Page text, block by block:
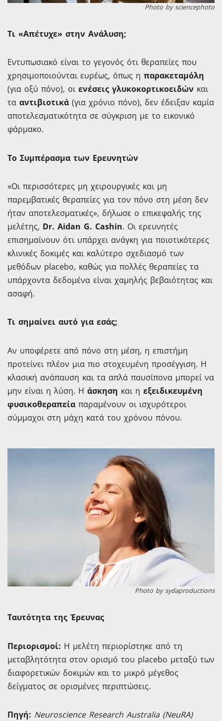
Photo by sciencephoto
Τι «Απέτυχε» στην Ανάλυση;
Εντυπωσιακό είναι το γεγονός ότι θεραπείες που
χρησιμοποιούνται ευρέως, όπως η παρακεταμόλη
(για οξύ πόνο), οι ενέσεις γλυκοκορτικοειδών και
τα αντιβιοτικά (για χρόνιο πόνο), δεν έδειξαν καμία
αποτελεσματικότητα σε σύγκριση με το εικονικό
φάρμακο.
Το Συμπέρασμα των Ερευνητών
«Οι περισσότερες μη χειρουργικές και μη
παρεμβατικές θεραπείες για τον πόνο στη μέση δεν
ήταν αποτελεσματικές», δήλωσε ο επικεφαλής της
μελέτης, Dr. Aidan G. Cashin. Οι ερευνητές
επισημαίνουν ότι υπάρχει ανάγκη για ποιοτικότερες
κλινικές δοκιμές και καλύτερο σχεδιασμό των
μεθόδων placebo, καθώς για πολλές θεραπείες τα
υπάρχοντα δεδομένα είναι χαμηλής βεβαιότητας και
ασαφή.
Τι σημαίνει αυτό για εσάς;
Αν υποφέρετε από πόνο στη μέση, η επιστήμη
προτείνει πλέον μια πιο στοχευμένη προσέγγιση. Η
κλασική ανάπαυση και τα απλά παυσίπονα μπορεί να
μην είναι η λύση. Η άσκηση και η εξειδικευμένη
φυσικοθεραπεία παραμένουν οι ισχυρότεροι
σύμμαχοι στη μάχη κατά του χρόνου πόνου.
Photo by sydaproductions
Ταυτότητα της Έρευνας
Περιορισμοί: Η μελέτη περιορίστηκε από τη
μεταβλητότητα στον ορισμό του placebo μεταξύ των
διαφορετικών δοκιμών και το μικρό μέγεθος
δείγματος σε ορισμένες περιπτώσεις.
Πηγή: Neuroscience Research Australia (NeuRA)